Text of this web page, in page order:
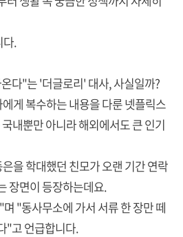
.
다"는 '더글로리' 대사, 사실일까?
게 복수하는 내용을 다룬 넷플릭스
내뿐만 아니라 해외에서도 큰 인기
을 학대했던 친모가 오랜 기간 연락
장면이 등장하는데요.
"동사무소에 가서 서류 한 장만 떼
"고 언급합니다.